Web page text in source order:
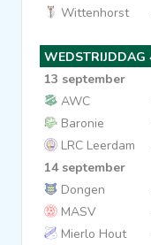
Wittenhorst
WEDSTRIJDDAG
13 september
AWC
Baronie
LRC Leerdam
14 september
Dongen
MASV
Mierlo Hout